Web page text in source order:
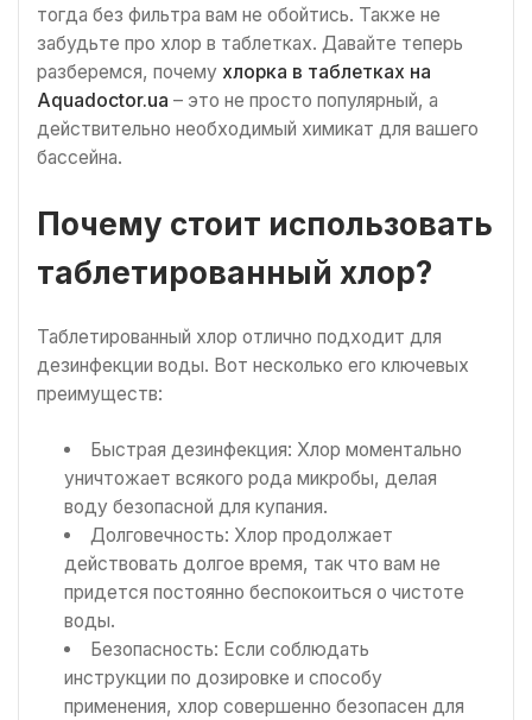
тогда без фильтра вам не обойтись. Также не
забудьте про хлор в таблетках. Давайте теперь
разберемся, почему хлорка в таблетках на
Aquadoctor.ua – это не просто популярный, а
действительно необходимый химикат для вашего
бассейна.
Почему стоит использовать
таблетированный хлор?
Таблетированный хлор отлично подходит для
дезинфекции воды. Вот несколько его ключевых
преимуществ:
Быстрая дезинфекция: Хлор моментально
уничтожает всякого рода микробы, делая
воду безопасной для купания.
Долговечность: Хлор продолжает
действовать долгое время, так что вам не
придется постоянно беспокоиться о чистоте
воды.
Безопасность: Если соблюдать
инструкции по дозировке и способу
применения, хлор совершенно безопасен для